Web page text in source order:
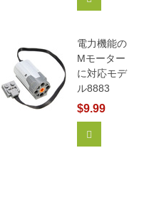
電力機能の
Mモーター
に対応モデ
ル8883
$9.99